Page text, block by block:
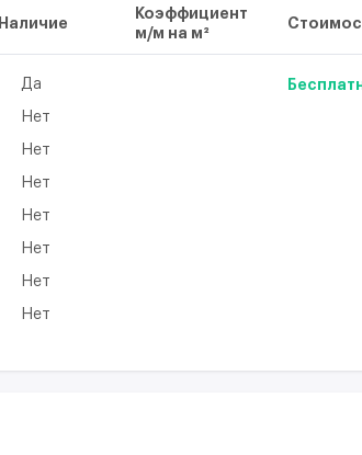
Наличие
Коэффициент
м/м на м²
Да
Нет
Нет
Нет
Нет
Нет
Нет
Нет